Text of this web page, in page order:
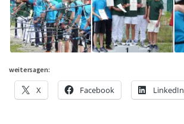
weitersagen:
X Facebook LinkedIn